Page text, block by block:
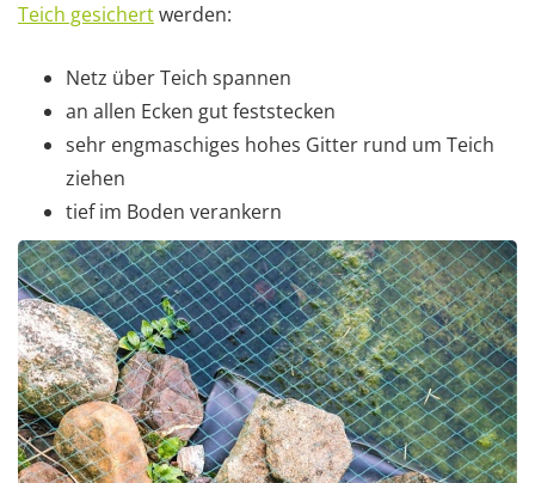
Teich gesichertwerden:
Netz über Teich spannen
an allen Ecken gut feststecken
sehr engmaschiges hohes Gitter rund um Teich
ziehen
tief im Boden verankern